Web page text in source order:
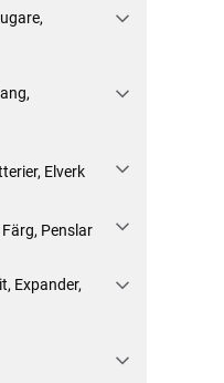
Elverk
Färg, Penslar
Expander,